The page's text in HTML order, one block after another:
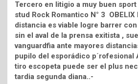
Tercero en litigio a muy buen
stud Rock Romantico N° 3 OBELIX
distancia es viable logre barrer
sin el aval de la prensa exitista ,
vanguardfia ante mayores
pupilo del esporádico p´rofesional
tiro escopeta puede ser el plus
tardia segunda diana..-